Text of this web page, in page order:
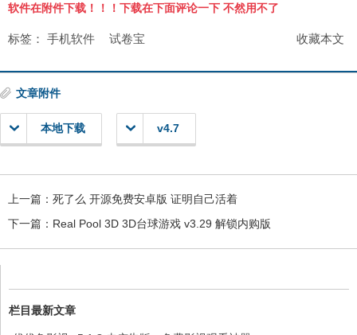
软件在附件下载！！！下载在下面评论一下 不然用不了
收藏本文
标签： 手机软件 试卷宝
文章附件
本地下载 v4.7
上一篇： 死了么 开源免费安卓版 证明自己活着
下一篇： Real Pool 3D 3D台球游戏 v3.29 解锁内购版
栏目最新文章